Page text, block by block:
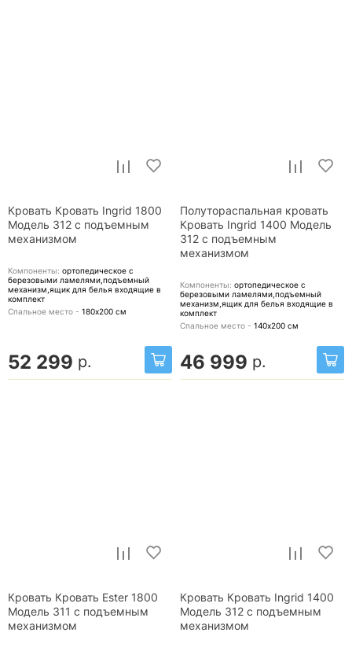
Кровать Кровать Ingrid 1800
Модель 312 с подъемным
механизмом
Компоненты: ортопедическое с
березовыми ламелями,подъемный
механизм,ящик для белья входящие в
комплект
Спальное место - 180х200 см
52 299 р.
Полутораспальная кровать
Кровать Ingrid 1400 Модель
312 с подъемным
механизмом
Компоненты: ортопедическое с
березовыми ламелями,подъемный
механизм,ящик для белья входящие в
комплект
Спальное место - 140х200 см
46 999 р.
Кровать Кровать Ester 1800
Модель 311 с подъемным
механизмом
Кровать Кровать Ingrid 1400
Модель 312 с подъемным
механизмом